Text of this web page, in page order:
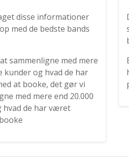
disse informationer
med de bedste bands
sammenligne med mere
kunder og hvad de har
at booke, det gør vi
med mere end 20.000
hvad de har været